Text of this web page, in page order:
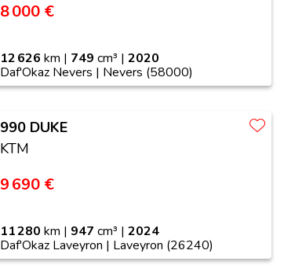
8 000 €
12 626 km | 749 cm³ | 2020
Daf'Okaz Nevers | Nevers (58000)
990 DUKE
KTM
9 690 €
11 280 km | 947 cm³ | 2024
Daf'Okaz Laveyron | Laveyron (26240)